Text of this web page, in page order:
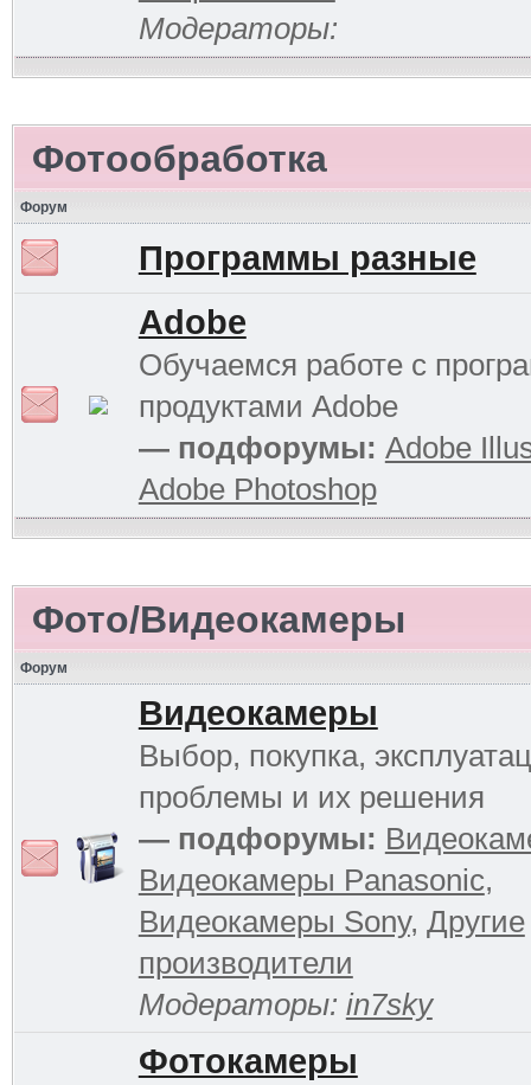
Модераторы:
Фотообработка
Форум
Программы разные
Adobe
Обучаемся работе с
продуктами Adobe
— подфорумы: Adobe
Adobe Photoshop
Фото/Видеокамеры
Форум
Видеокамеры
Выбор, покупка,
проблемы и их решения
— подфорумы:
Видеокамеры Panasonic,
Видеокамеры Sony, Другие
производители
Модераторы: in7sky
Фотокамеры